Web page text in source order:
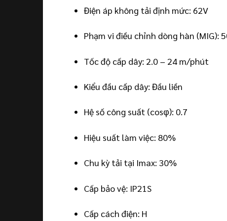
Điện áp không tải định mức: 62V
Phạm vi điều chỉnh dòng hàn (MIG):
Tốc độ cấp dây: 2.0 – 24 m/phút
Kiểu đầu cấp dây: Đầu liền
Hệ số công suất (cosφ): 0.7
Hiệu suất làm việc: 80%
Chu kỳ tải tại Imax: 30%
Cấp bảo vệ: IP21S
Cấp cách điện: H